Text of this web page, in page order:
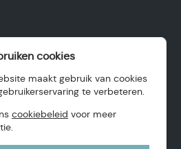
délimiter
par les
une
cookies
maakt gebruik van cookies
te verbeteren.
cookiebeleid voor meer